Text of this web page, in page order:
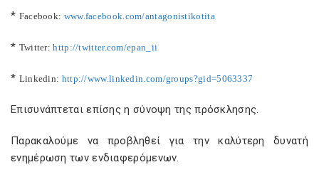
* Facebook: www.facebook.com/antagonistikotita
* Twitter:http ://twitter.com/epan ii
* Linkedin: http://www.linkedin.com/groups?gid=5063337
Επισυνάπτεται επίσης η σύνοψη της πρόσκλησης.
Παρακαλούμε να προβληθεί για την καλύτερη δυνατή
ενημέρωση των ενδιαφερόμενων.